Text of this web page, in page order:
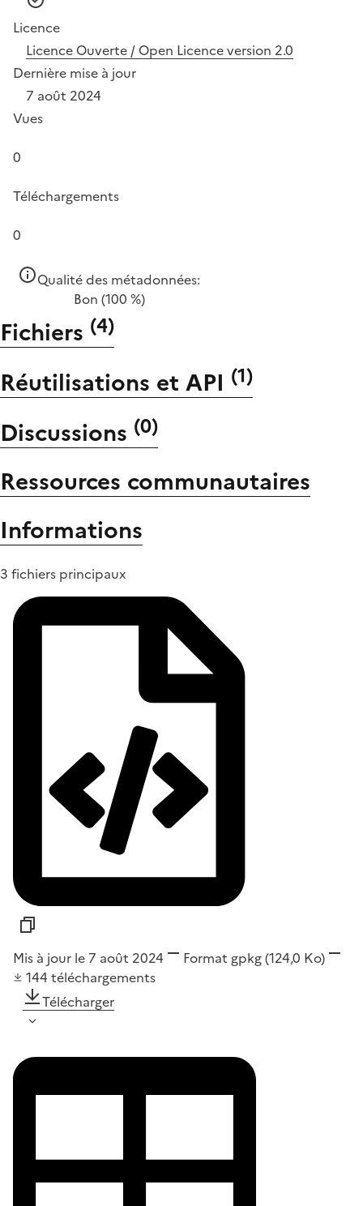
Licence
Licence Ouverte / Open Licence version 2.0
Dernière mise à jour
7 août 2024
Vues
0
Téléchargements
0
Qualité des métadonnées:
Bon (100 %)
Fichiers (4)
Réutilisations et API (1)
Discussions (0)
Ressources communautaires
Informations
3 fichiers principaux
Mis à jour le 7 août 2024 Format gpkg(124,0 Ko)
144 téléchargements
Télécharger